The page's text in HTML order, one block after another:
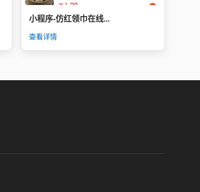
小程序-仿红领巾在线...
查看详情